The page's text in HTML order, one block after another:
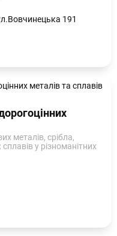
191
металів, срібла,
у різноманітних